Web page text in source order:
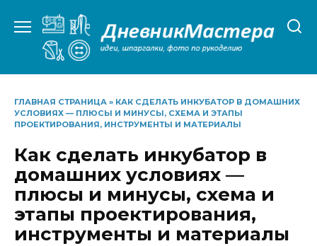
содержанию
ГЛАВНАЯ СТРАНИЦА » КАК СДЕЛАТЬ ИНКУБАТОР В ДОМАШНИХ
УСЛОВИЯХ — ПЛЮСЫ И МИНУСЫ, СХЕМА И ЭТАПЫ
ПРОЕКТИРОВАНИЯ, ИНСТРУМЕНТЫ И МАТЕРИАЛЫ
Как сделать инкубатор в
домашних условиях —
плюсы и минусы, схема и
этапы проектирования,
инструменты и материалы